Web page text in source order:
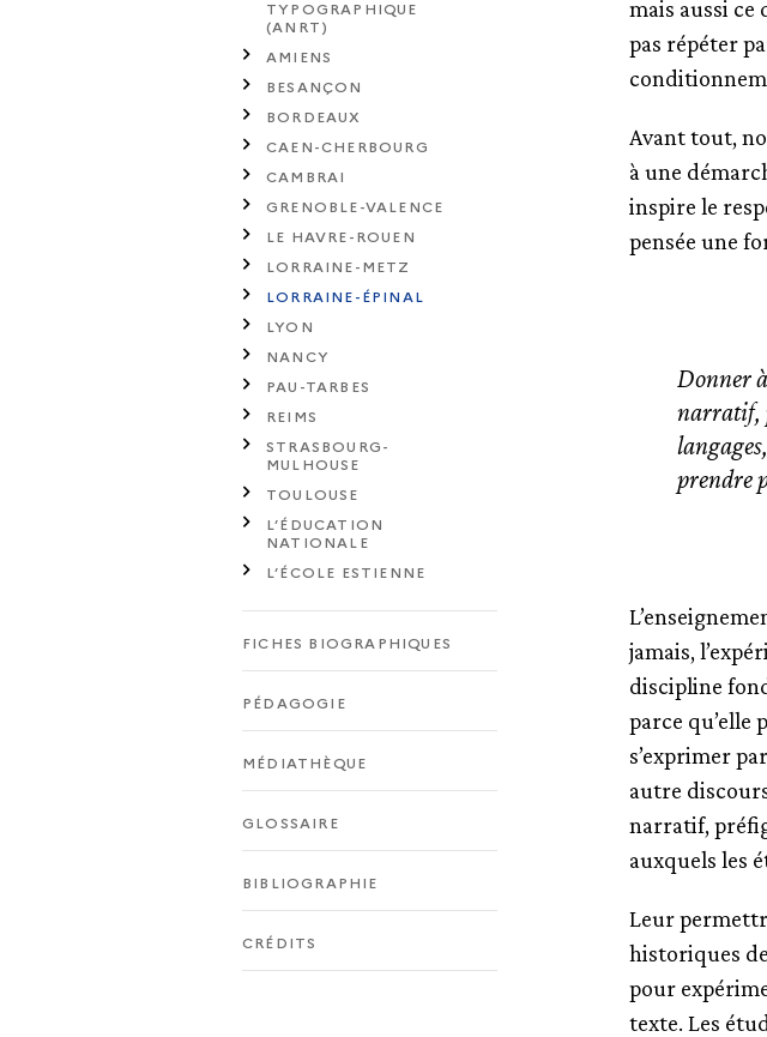
TYPOGRAPHIQUE
(ANRT)
AMIENS
BESANÇON
BORDEAUX
CAEN-CHERBOURG
CAMBRAI
GRENOBLE-VALENCE
LE HAVRE-ROUEN
LORRAINE-METZ
LORRAINE-ÉPINAL
LYON
NANCY
PAU-TARBES
REIMS
STRASBOURG-
MULHOUSE
TOULOUSE
L’ÉDUCATION
NATIONALE
L’ÉCOLE ESTIENNE
FICHES BIOGRAPHIQUES
PÉDAGOGIE
MÉDIATHÈQUE
GLOSSAIRE
BIBLIOGRAPHIE
CRÉDITS
mais aussi ce
pas répéter
Avant tout,
à une
inspire le
pensée une
Donner
narratif,
prendre
jamais,
discipline
parce qu’elle
s’exprimer
autre
narratif,
auxquels les
Leur
historiques
pour
texte. Les